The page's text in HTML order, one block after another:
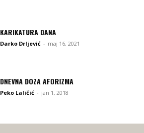
KARIKATURA DANA
Darko Drljević - maj 16, 2021
DNEVNA DOZA AFORIZMA
Peko Laličić - jan 1, 2018